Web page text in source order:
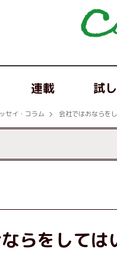
連載 試
セイ・コラム 会社ではおならを
らをしては